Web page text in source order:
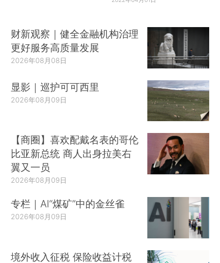
财新观察｜健全金融机构治理
更好服务高质量发展
2026年08月08日
显影｜巡护可可西里
2026年08月09日
【商圈】喜欢配戴名表的哥伦
比亚新总统 商人出身拉美右
翼又一员
2026年08月09日
专栏｜AI“煤矿”中的金丝雀
2026年08月09日
境外收入征税 保险收益计税